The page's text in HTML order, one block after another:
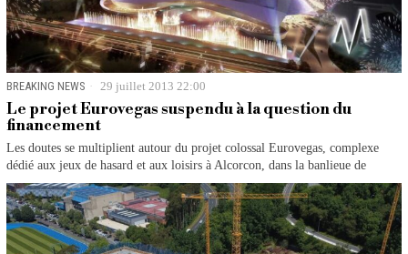
BREAKING NEWS 29 juillet 2013 22:00
Le projet Eurovegas suspendu à la question du
financement
Les doutes se multiplient autour du projet colossal Eurovegas, complexe
dédié aux jeux de hasard et aux loisirs à Alcorcon, dans la banlieue de